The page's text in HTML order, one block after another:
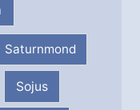
Saturnmond
Sojus